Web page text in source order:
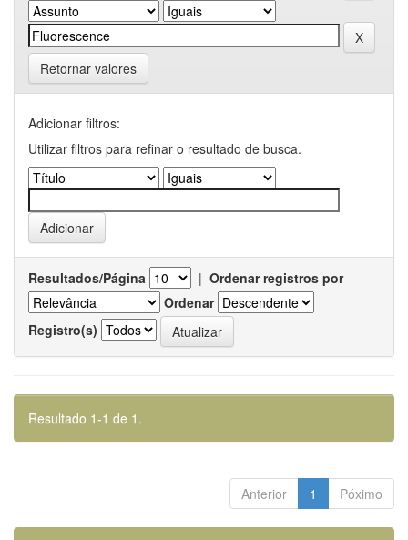
Retornar valores
Adicionar filtros:
Utilizar filtros para refinar o resultado de busca.
Resultados/Página | Ordenar registros por
Ordenar
Registro(s)
Resultado 1-1 de 1.
Anterior 1 Póximo